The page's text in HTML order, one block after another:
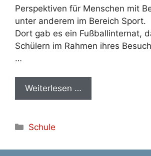
Perspektiven für Menschen mit
unter anderem im
Dort gab es ein Fußballinternat,
Schülern im Rahmen ihres
…
Weiterlesen …
Kategorien
Schule